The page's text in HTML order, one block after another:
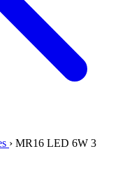
› MR16 LED 6W 3